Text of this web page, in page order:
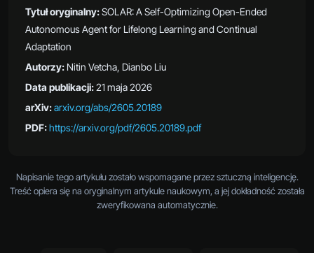
Tytuł oryginalny:SOLAR: A Self-Optimizing Open-Ended
Autonomous Agent for Lifelong Learning and Continual
Adaptation
Autorzy: Nitin Vetcha, Dianbo Liu
Data publikacji:21 maja 2026
arXiv:arxiv.org/abs/2605.20189
PDF:https://arxiv.org/pdf/2605.20189.pdf
Napisanie tego artykułu zostało wspomagane przez sztuczną inteligencję.
Treść opiera się na oryginalnym artykule naukowym, a jej dokładność została
zweryfikowana automatycznie.